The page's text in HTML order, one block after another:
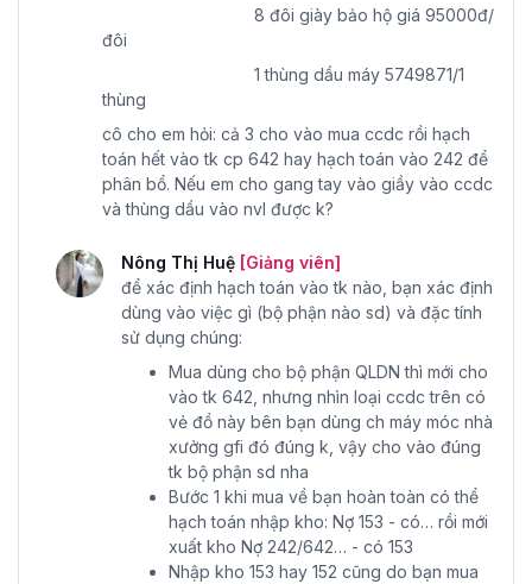
8 đôi giày bảo hộ giá 95000đ/
đôi
1 thùng dầu máy 5749871/1
thùng
cô cho em hỏi: cả 3 cho vào mua ccdc rồi hạch
toán hết vào tk cp 642 hay hạch toán vào 242 để
phân bổ. Nếu em cho gang tay vào giầy vào ccdc
và thùng dầu vào nvl được k?
Nông Thị Huệ [Giảng viên]
để xác định hạch toán vào tk nào, bạn xác định
dùng vào việc gì (bộ phận nào sd) và đặc tính
sử dụng chúng:
Mua dùng cho bộ phận QLDN thì mới cho
vào tk 642, nhưng nhìn loại ccdc trên có
vẻ đồ này bên bạn dùng ch máy móc nhà
xưởng gfi đó đúng k, vậy cho vào đúng
tk bộ phận sd nha
Bước 1 khi mua về bạn hoàn toàn có thể
hạch toán nhập kho: Nợ 153 - có… rồi mới
xuất kho Nợ 242/642… - có 153
Nhập kho 153 hay 152 cũng do bạn mua